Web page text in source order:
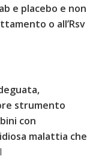
e placebo e non
o all’Rsv
strumento
con
malattia che